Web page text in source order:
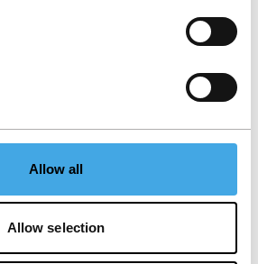
Allow all
Allow selection